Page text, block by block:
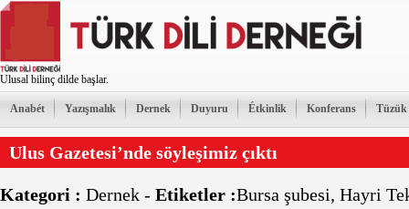
Ulusal bilinç dilde başlar.
Anabét Yazışmalık Dernek Duyuru Étkinlik Konferans Tüzük
Ulus Gazetesi’nde söyleşimiz çıktı
Kategori : Dernek - Etiketler :Bursa şubesi, Hayri